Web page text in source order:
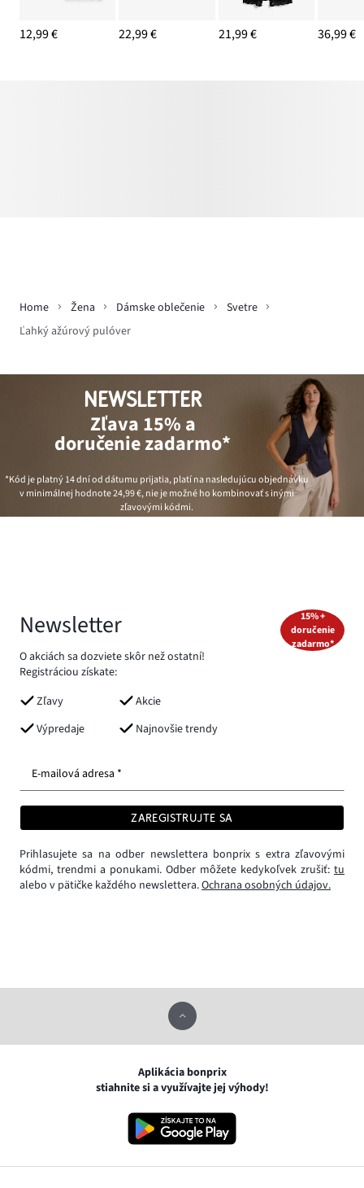
12,99 € 22,99 € 21,99 € 36,99 €
Home Žena Dámske oblečenie
Svetre
Ľahký ažúrový pulóver
NEWSLETTER
Zľava 15% a
doručenie zadarmo*
*Kód je platný 14 dní od dátumu prijatia, platí na nasledujúcu objednávku
v minimálnej hodnote24,99 €, nie je možné ho kombinovať s inými
zľavovými kódmi.
Newsletter
O akciách sa dozviete skôr než ostatní!
Registráciou získate:
Zľavy
Akcie
Výpredaje
Najnovšie trendy
15% +
doručenie
zadarmo*
E-mailová adresa *
ZAREGISTRUJTE SA
Prihlasujete sa na odber newslettera bonprix s extra zľavovými
kódmi, trendmi a ponukami. Odber môžete kedykoľvek zrušiť: tu
alebo v pätičke každého newslettera.Ochrana osobných údajov.
Aplikácia bonprix
stiahnite si a využívajte jej výhody!